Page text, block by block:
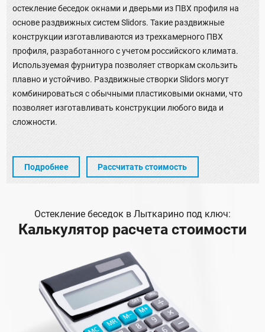
остекление беседок окнами и дверьми из ПВХ профиля на
основе раздвижных систем Slidors. Такие раздвижные
конструкции изготавливаются из трехкамерного ПВХ
профиля, разработанного с учетом российского климата.
Используемая фурнитура позволяет створкам скользить
плавно и устойчиво. Раздвижные створки Slidors могут
комбинироваться с обычными пластиковыми окнами, что
позволяет изготавливать конструкции любого вида и
сложности.
Подробнее Рассчитать стоимость
Остекление беседок в Лыткарино под ключ:
Калькулятор расчета стоимости